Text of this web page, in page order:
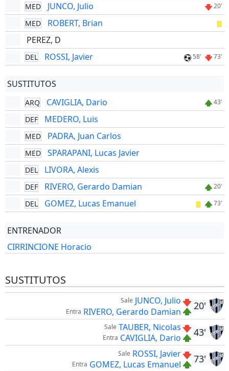
MED JUNCO, Julio 20'
MED
ROBERT, Brian
PEREZ, D
DEL ROSSI, Javier 58' 73'
SUSTITUTOS
ARQ CAVIGLIA, Dario 43'
DEF MEDERO, Luis
MED PADRA, Juan Carlos
MED SPARAPANI, Lucas Javier
DEL LIVORA, Alexis
DEF RIVERO, Gerardo Damian 20'
DEL GOMEZ, Lucas Emanuel 73'
ENTRENADOR
CIRRINCIONE Horacio
SUSTITUTOS
20'
Sale JUNCO, Julio
Entra RIVERO, Gerardo Damian
43'
Sale TAUBER, Nicolas
Entra CAVIGLIA, Dario
73'
Sale ROSSI, Javier
Entra GOMEZ, Lucas Emanuel